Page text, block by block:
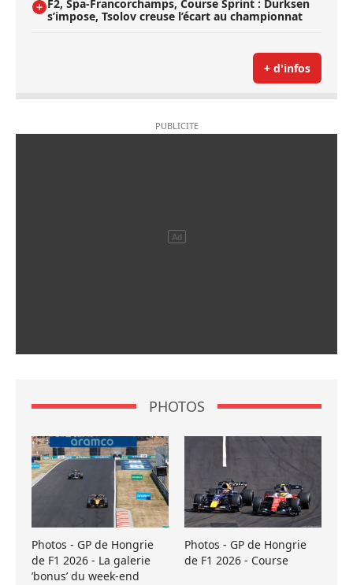
F2, Spa-Francorchamps, Course Sprint : Durksen
s’impose, Tsolov creuse l’écart au championnat
+ d'infos
PHOTOS
Photos - GP de Hongrie
de F1 2026 - La galerie
’bonus’ du week-end
Photos - GP de Hongrie
de F1 2026 - Course